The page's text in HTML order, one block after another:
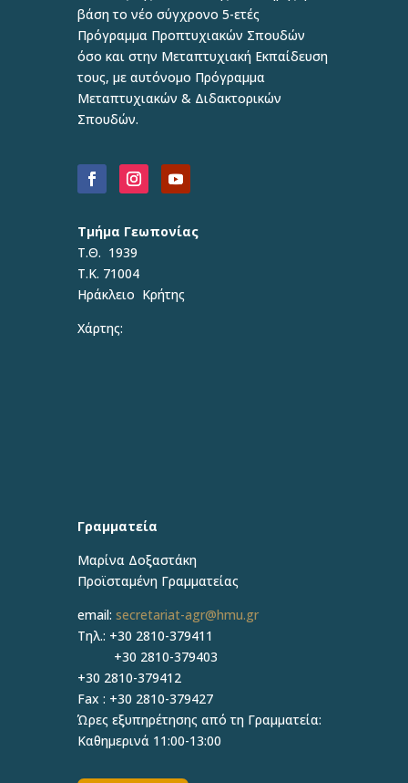
βάση το νέο σύγχρονο 5-ετές
Πρόγραμμα Προπτυχιακών Σπουδών
όσο και στην Μεταπτυχιακή Εκπαίδευση
τους, με αυτόνομο Πρόγραμμα
Μεταπτυχιακών & Διδακτορικών
Σπουδών.
Τμήμα Γεωπονίας
Τ.Θ. 1939
Τ.Κ. 71004
Ηράκλειο Κρήτης
Χάρτης:
Γραμματεία
Μαρίνα Δοξαστάκη
Προϊσταμένη Γραμματείας
email: secretariat-agr@hmu.gr
Τηλ.: +30 2810-379411
+30 2810-379403
+30 2810-379412
Fax : +30 2810-379427
Ώρες εξυπηρέτησης από τη Γραμματεία:
Καθημερινά 11:00-13:00